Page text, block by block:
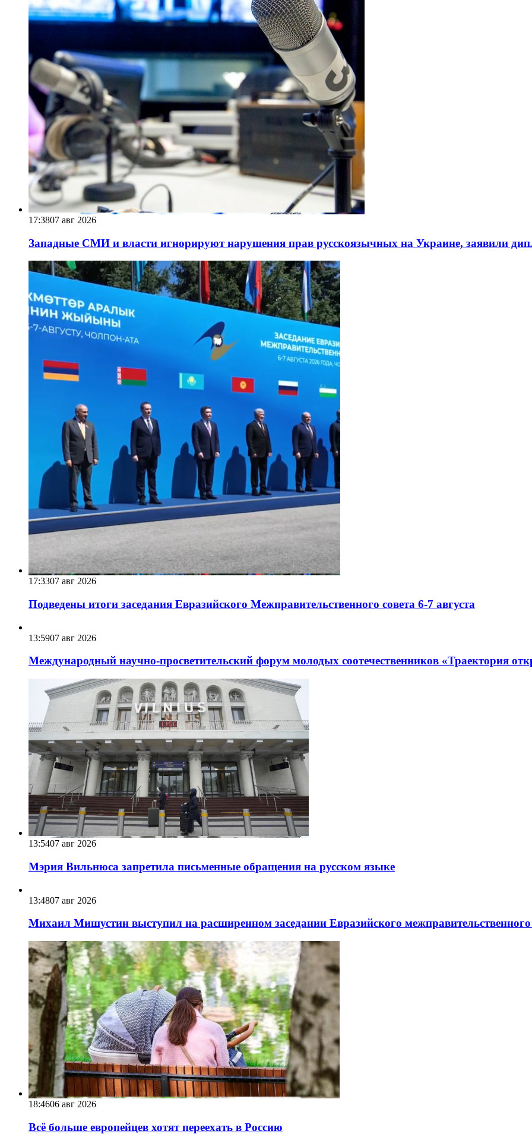
17:3807 авг 2026
Западные СМИ и власти игнорируют нарушения прав русскоязычных на Украине, заявили
17:3307 авг 2026
Подведены итоги заседания Евразийского Межправительственного совета 6-7 августа
13:5907 авг 2026
Международный научно-просветительский форум молодых соотечественников «Траектория
13:5407 авг 2026
Мэрия Вильнюса запретила письменные обращения на русском языке
13:4807 авг 2026
Михаил Мишустин выступил на расширенном заседании Евразийского
18:4606 авг 2026
Всё больше европейцев хотят переехать в Россию